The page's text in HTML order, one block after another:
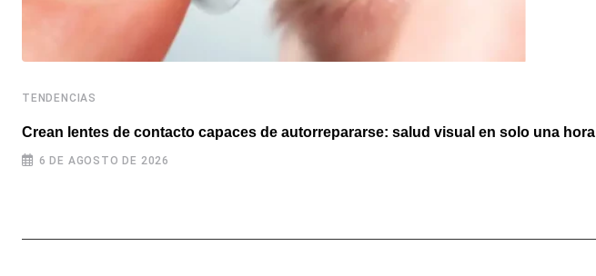
TENDENCIAS
Crean lentes de contacto capaces de autorrepararse: salud visual en solo una hora ‎
6 DE AGOSTO DE 2026